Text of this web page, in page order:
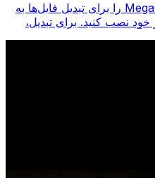
افزونه رایگان MegaConvert Chrome را برای تبدیل فایل‌ها به
نصب کنید. برای تبدیل،